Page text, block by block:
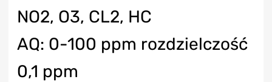
NO2, O3, CL2, HC
AQ: 0-100 ppm rozdzielczość
0,1 ppm